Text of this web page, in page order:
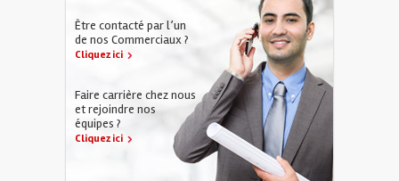
Être contacté par l’un
de nos Commerciaux ?
Cliquez ici
Faire carrière chez nous
et rejoindre nos
équipes ?
Cliquez ici